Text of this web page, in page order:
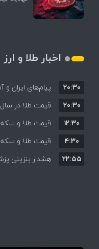
اخبار طلا و ارز
پیام‌های ایران و
دلار و طلا در
پاکستان چه
۲۰:۳۰
قیمت طلا در سال 2027 چقدر می‌شود؟
۲۰:۳۰
کاهش همه
۱۲:۳۰
قیمت طلا و سکه دوشنبه 19
۴:۳۰
هشدار بنزینی
۲۲:۵۵